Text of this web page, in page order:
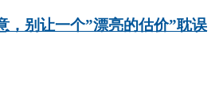
，别让一个”漂亮的估价”耽误